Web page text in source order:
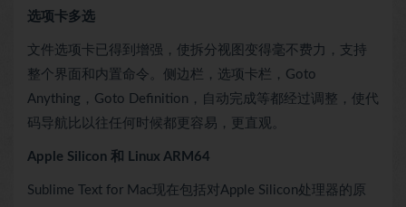
选项卡多选
文件选项卡已得到增强，使拆分视图变得毫不费力，支持
整个界面和内置命令。侧边栏，选项卡栏，Goto
Anything，Goto Definition，自动完成等都经过调整，使代
码导航比以往任何时候都更容易，更直观。
Apple Silicon 和 Linux ARM64
Sublime Text for Mac现在包括对Apple Silicon处理器的原